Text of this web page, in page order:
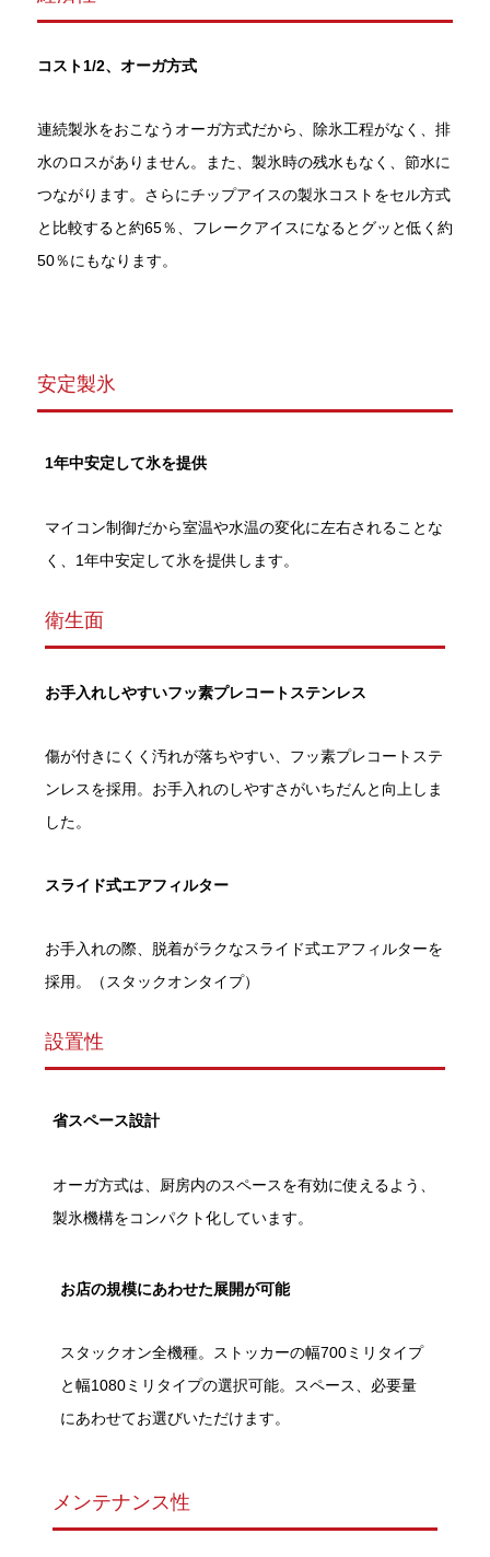
コスト1/2、オーガ方式
連続製氷をおこなうオーガ方式だから、除氷工程がなく、排
水のロスがありません。また、製氷時の残水もなく、節水に
つながります。さらにチップアイスの製氷コストをセル方式
と比較すると約65％、フレークアイスになるとグッと低く約
50％にもなります。
安定製氷
1年中安定して氷を提供
マイコン制御だから室温や水温の変化に左右されることな
く、1年中安定して氷を提供します。
衛生面
お手入れしやすいフッ素プレコートステンレス
傷が付きにくく汚れが落ちやすい、フッ素プレコートステ
ンレスを採用。お手入れのしやすさがいちだんと向上しま
した。
スライド式エアフィルター
お手入れの際、脱着がラクなスライド式エアフィルターを
採用。（スタックオンタイプ）
設置性
省スペース設計
オーガ方式は、厨房内のスペースを有効に使えるよう、
製氷機構をコンパクト化しています。
お店の規模にあわせた展開が可能
スタックオン全機種。ストッカーの幅700ミリタイプ
と幅1080ミリタイプの選択可能。スペース、必要量
にあわせてお選びいただけます。
メンテナンス性